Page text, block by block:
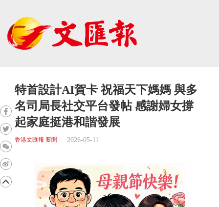
特首設計AI賀卡 祝福天下媽媽 與多
名司局長社交平台發帖 感謝婦女撐
起家庭挺港和諧發展
香港文匯報 要聞 2026-05-11